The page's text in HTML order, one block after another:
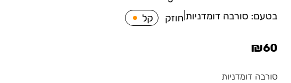
בטעם: סורבה דומדניות חוזק קל
₪60
סורבה דומדניות